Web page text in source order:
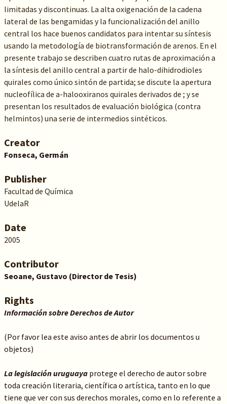
limitadas y discontinuas. La alta oxigenación de la cadena
lateral de las bengamidas y la funcionalización del anillo
central los hace buenos candidatos para intentar su síntesis
usando la metodología de biotransformación de arenos. En el
presente trabajo se describen cuatro rutas de aproximación a
la síntesis del anillo central a partir de halo-dihidrodioles
quirales como único sintón de partida; se discute la apertura
nucleofílica de a-halooxiranos quirales derivados de ; y se
presentan los resultados de evaluación biológica (contra
helmintos) una serie de intermedios sintéticos.
Creator
Fonseca, Germán
Publisher
Facultad de Química
UdelaR
Date
2005
Contributor
Seoane, Gustavo (Director de Tesis)
Rights
Información sobre Derechos de Autor
(Por favor lea este aviso antes de abrir los documentos u
objetos)
La legislación uruguayaprotege el derecho de autor sobre
toda creación literaria, científica o artística, tanto en lo que
tiene que ver con sus derechos morales, como en lo referente a